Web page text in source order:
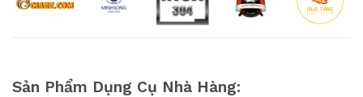
Sản Phẩm Dụng Cụ Nhà Hàng: